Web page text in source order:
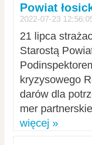
Powiat
2022-07-23
21 lipca
Starostą
kryzysowego
darów dla
mer
więcej »